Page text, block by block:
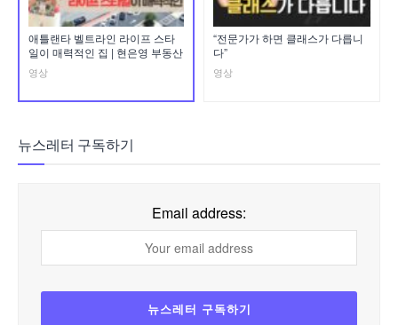
애틀랜타 벨트라인 라이프 스타
일이 매력적인 집 | 현은영 부동산
영상
“전문가가 하면 클래스가 다릅니
다”
영상
뉴스레터 구독하기
Email address: